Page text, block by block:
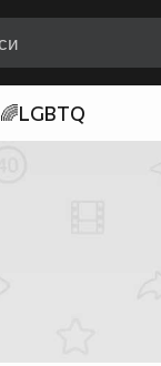
🌈LGBTQ